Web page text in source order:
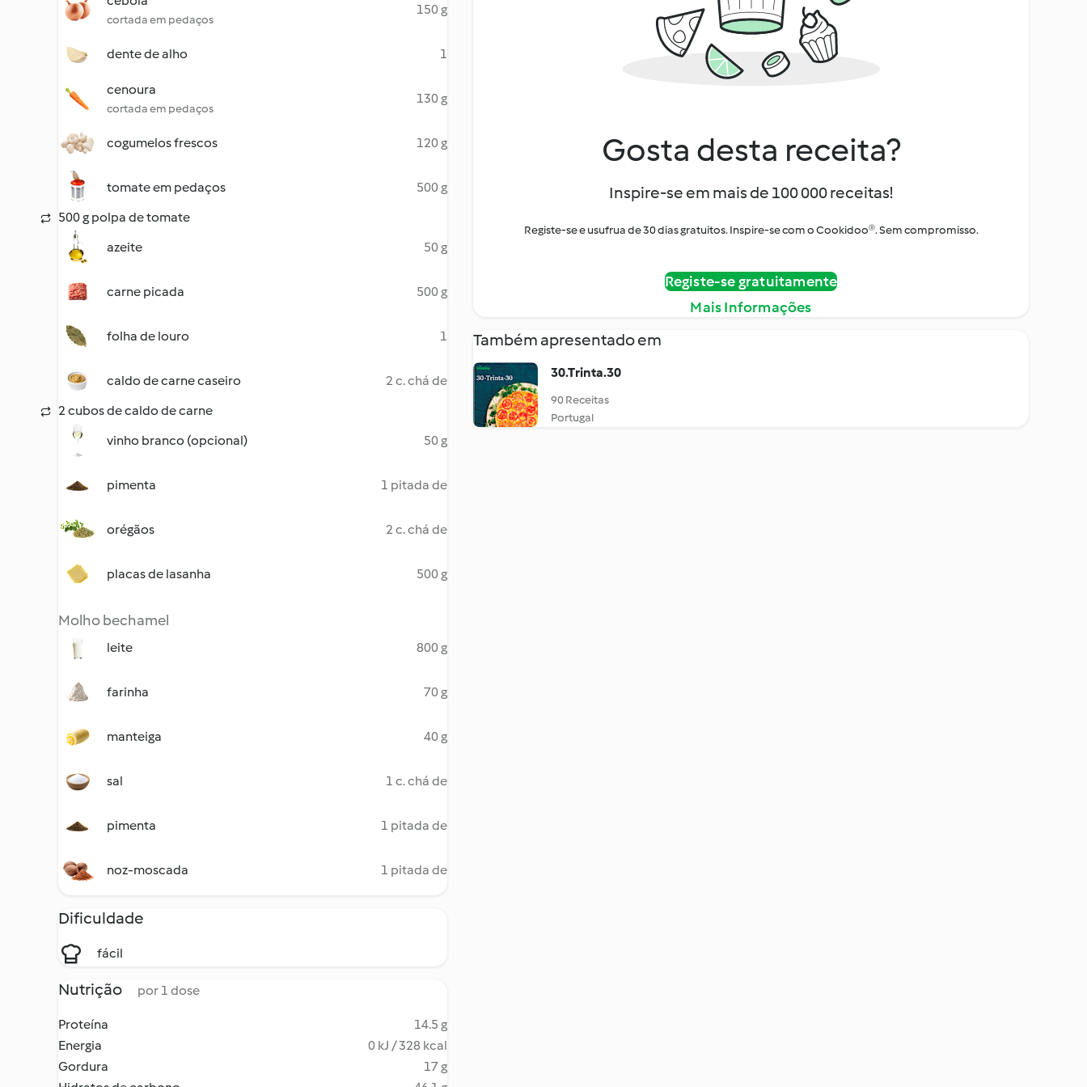
cortada em pedaços
150 g
dente de alho 1
cenoura
cortada em pedaços
130 g
cogumelos frescos 120 g
tomate em pedaços
500 g
500 g polpa de tomate
azeite
50 g
carne picada 500 g
folha de louro 1
caldo de carne caseiro
2 c. chá de
2 cubos de caldo de carne
vinho branco (opcional)
50 g
pimenta 1 pitada de
orégãos 2 c. chá de
placas de lasanha 500 g
Molho bechamel
leite 800 g
farinha 70 g
manteiga 40 g
sal 1 c. chá de
pimenta 1 pitada de
noz-moscada 1 pitada de
Dificuldade
fácil
Nutrição por 1 dose
Proteína
14.5 g
Energia
0 kJ / 328 kcal
Gordura
17 g
Gosta desta receita?
Inspire-se em mais de 100 000 receitas!
Registe-se e usufrua de 30 dias gratuitos. Inspire-se com o Cookidoo®. Sem compromisso.
Registe-se gratuitamente
Mais Informações
Também apresentado em
30.Trinta.30
90 Receitas
Portugal